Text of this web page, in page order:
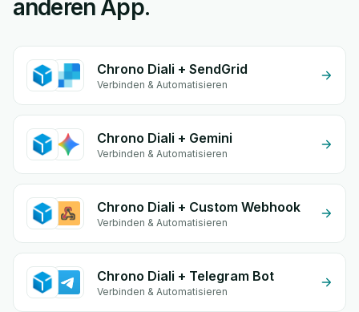
anderen App.
Chrono Diali + SendGrid
Verbinden & Automatisieren
Chrono Diali + Gemini
Verbinden & Automatisieren
Chrono Diali + Custom Webhook
Verbinden & Automatisieren
Chrono Diali + Telegram Bot
Verbinden & Automatisieren